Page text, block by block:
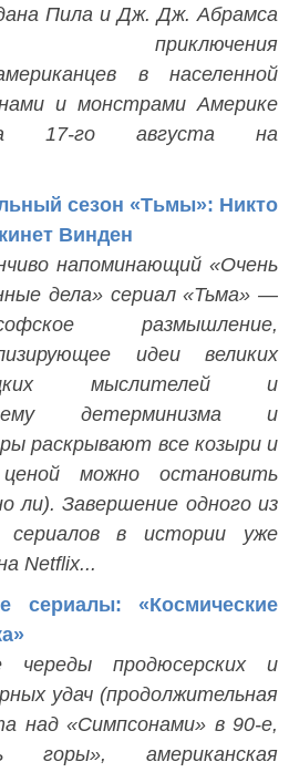
Пила и Дж. Дж. Абрамса
приключения
в населенной
и монстрами Америке
17-го августа на
сезон «Тьмы»: Никто
Винден
напоминающий «Очень
дела» сериал «Тьма» —
размышление,
идеи великих
мыслителей и
детерминизма и
раскрывают все козыри и
можно остановить
ли). Завершение одного из
сериалов в истории уже
Netflix...
сериалы: «Космические
череды продюсерских и
удач (продолжительная
над «Симпсонами» в 90-е,
горы», американская